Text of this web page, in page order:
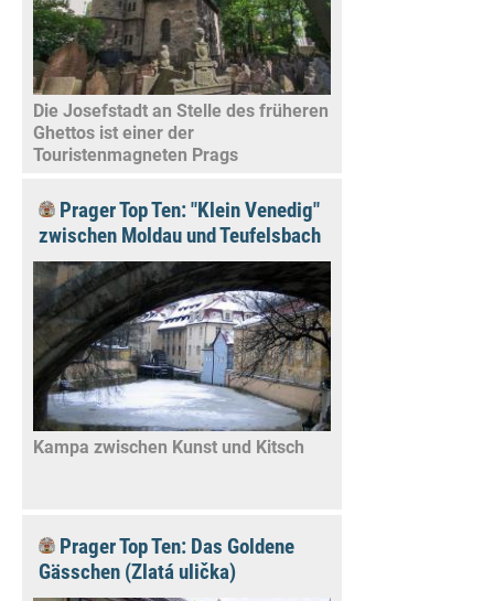
Die Josefstadt an Stelle des früheren
Ghettos ist einer der
Touristenmagneten Prags
Prager Top Ten: "Klein Venedig"
zwischen Moldau und Teufelsbach
Kampa zwischen Kunst und Kitsch
Prager Top Ten: Das Goldene
Gässchen (Zlatá ulička)